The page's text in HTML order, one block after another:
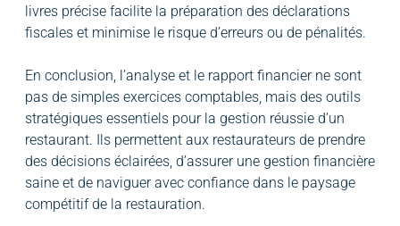
livres précise facilite la préparation des déclarations
fiscales et minimise le risque d’erreurs ou de pénalités.
En conclusion, l’analyse et le rapport financier ne sont
pas de simples exercices comptables, mais des outils
stratégiques essentiels pour la gestion réussie d’un
restaurant. Ils permettent aux restaurateurs de prendre
des décisions éclairées, d’assurer une gestion financière
saine et de naviguer avec confiance dans le paysage
compétitif de la restauration.